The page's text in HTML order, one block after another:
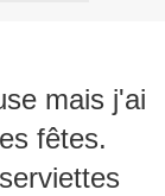
mais j'ai
fêtes.